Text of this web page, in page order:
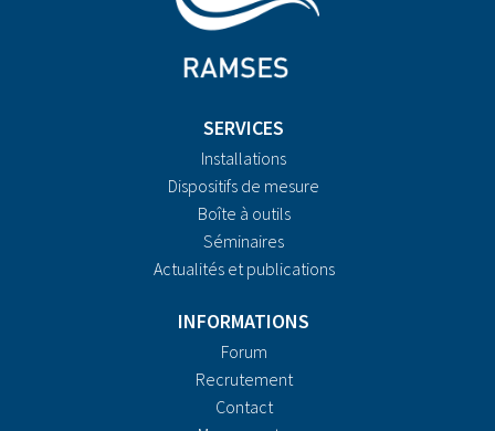
SERVICES
Installations
Dispositifs de mesure
Boîte à outils
Séminaires
Actualités et publications
INFORMATIONS
Forum
Recrutement
Contact